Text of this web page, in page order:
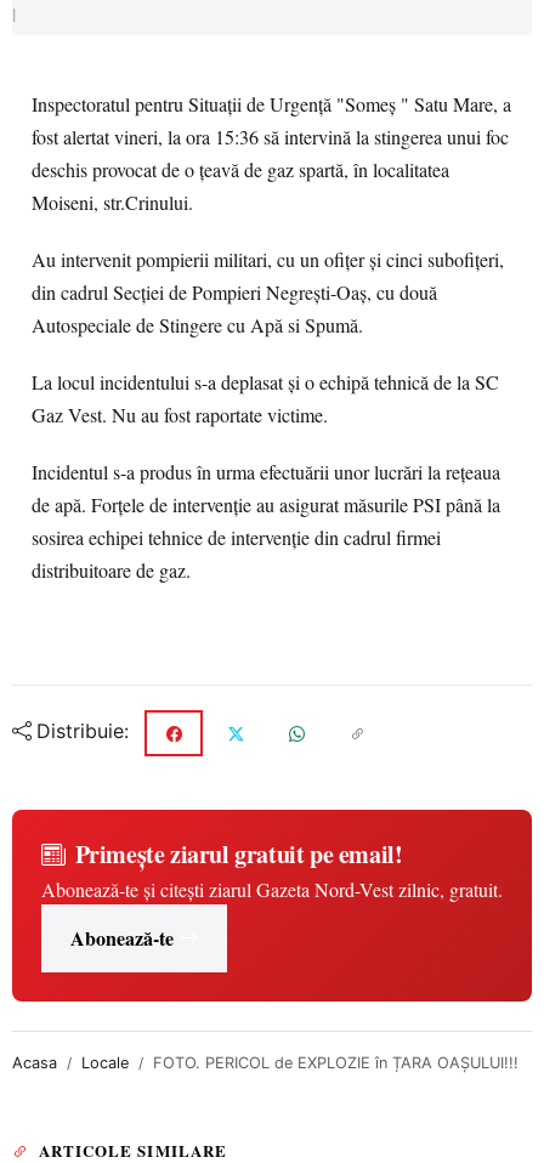
|
Inspectoratul pentru Situații de Urgență "Someș " Satu Mare, a
fost alertat vineri, la ora 15:36 să intervină la stingerea unui foc
deschis provocat de o țeavă de gaz spartă, în localitatea
Moiseni, str.Crinului.
Au intervenit pompierii militari, cu un ofițer și cinci subofițeri,
din cadrul Secției de Pompieri Negrești-Oaș, cu două
Autospeciale de Stingere cu Apă si Spumă.
La locul incidentului s-a deplasat și o echipă tehnică de la SC
Gaz Vest. Nu au fost raportate victime.
Incidentul s-a produs în urma efectuării unor lucrări la rețeaua
de apă. Forțele de intervenție au asigurat măsurile PSI până la
sosirea echipei tehnice de intervenție din cadrul firmei
distribuitoare de gaz.
Distribuie:
Primește ziarul gratuit pe email!
Abonează-te și citești ziarul Gazeta Nord-Vest zilnic, gratuit.
Abonează-te
Acasa Locale FOTO. PERICOL de EXPLOZIE în ȚARA OAȘULUI!!!
ARTICOLE SIMILARE